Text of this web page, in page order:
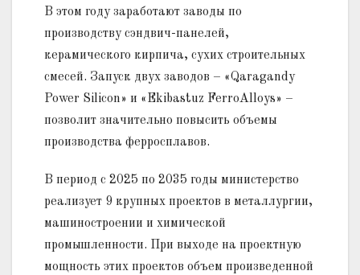
В этом году заработают заводы по
производству сэндвич-панелей,
керамического кирпича, сухих строительных
смесей. Запуск двух заводов – «Qaragandy
Power Silicon» и «Ekibastuz FerroAlloys» –
позволит значительно повысить объемы
производства ферросплавов.
В период с 2025 по 2035 годы министерство
реализует 9 крупных проектов в металлургии,
машиностроении и химической
промышленности. При выходе на проектную
мощность этих проектов объем произведенной